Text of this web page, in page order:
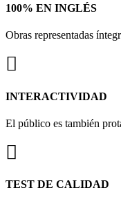
100% EN INGLÉS
Obras representadas
INTERACTIVIDAD
El público es también
TEST DE CALIDAD